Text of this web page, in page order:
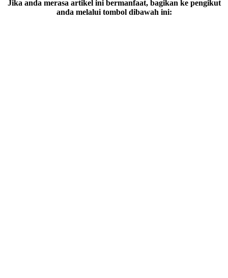
Jika anda merasa artikel ini bermanfaat, bagikan ke pengikut
anda melalui tombol dibawah ini: